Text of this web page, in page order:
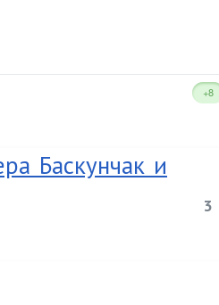
+8
Баскунчак и
3